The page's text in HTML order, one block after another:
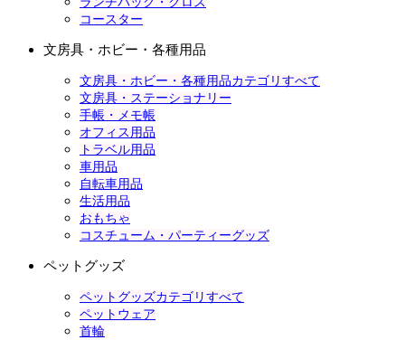
コースター
文房具・ホビー・各種用品
文房具・ホビー・各種用品カテゴリすべて
文房具・ステーショナリー
手帳・メモ帳
オフィス用品
トラベル用品
車用品
自転車用品
生活用品
おもちゃ
コスチューム・パーティーグッズ
ペットグッズ
ペットグッズカテゴリすべて
ペットウェア
首輪